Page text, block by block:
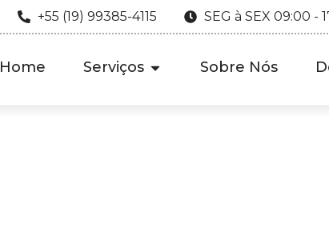
+55 (19) 99385-4115 SEG à SEX 09:00 -
Home Serviços Sobre Nós